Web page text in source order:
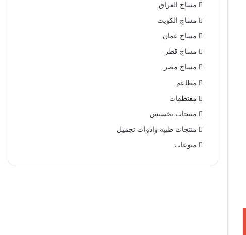
مساج العراق
مساج الكويت
مساج عمان
مساج قطر
مساج مصر
مطاعم
مقتطفات
منتجات تخسيس
منتجات طبيه وادوات تجميل
منوعات